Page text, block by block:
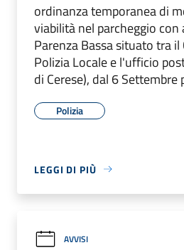
ordinanza temporanea di
viabilità nel parcheggio con
Parenza Bassa situato tra
Polizia Locale e l'ufficio
di Cerese), dal 6 Settembre
Polizia
LEGGI DI PIÙ
AVVISI